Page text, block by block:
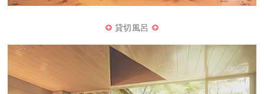
貸切風呂